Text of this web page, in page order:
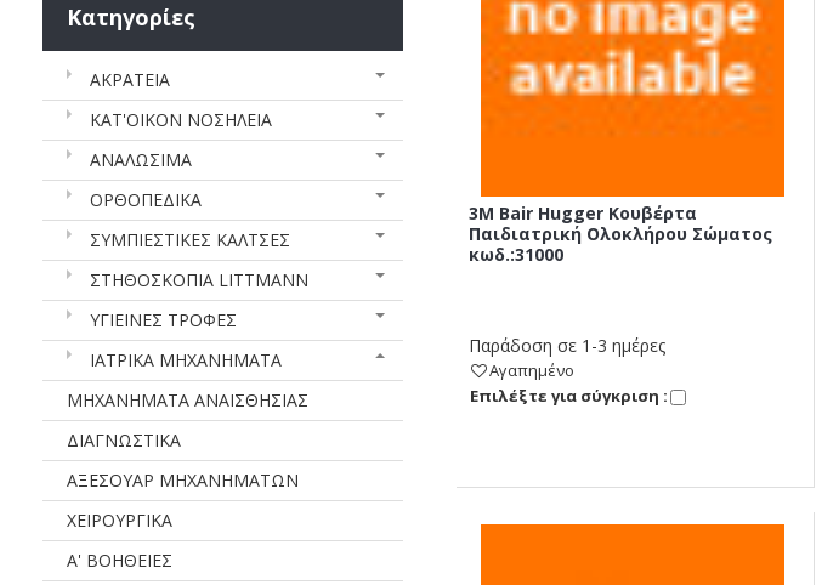
Κατηγορίες
ΑΚΡΑΤΕΙΑ
ΚΑΤ'ΟΙΚΟΝ ΝΟΣΗΛΕΙΑ
ΑΝΑΛΩΣΙΜA
ΟΡΘΟΠΕΔΙΚΑ
ΣΥΜΠΙΕΣΤΙΚΕΣ ΚΑΛΤΣΕΣ
ΣΤΗΘΟΣΚΟΠΙΑ LITTMANN
ΥΓΙΕΙΝΕΣ ΤΡΟΦΕΣ
ΙΑΤΡΙΚΑ ΜΗΧΑΝΗΜΑΤΑ
ΜΗΧΑΝΗΜΑΤΑ ΑΝΑΙΣΘΗΣΙΑΣ
ΔΙΑΓΝΩΣΤΙΚΑ
ΑΞΕΣΟΥΑΡ ΜΗΧΑΝΗΜΑΤΩΝ
ΧΕΙΡΟΥΡΓΙΚΑ
Α' ΒΟΗΘΕΙΕΣ
3M Bair Hugger Κουβέρτα
Παιδιατρική Ολοκλήρου Σώματος
κωδ.:31000
Παράδοση σε 1-3 ημέρες
Αγαπημένο
Eπιλέξτε για σύγκριση :